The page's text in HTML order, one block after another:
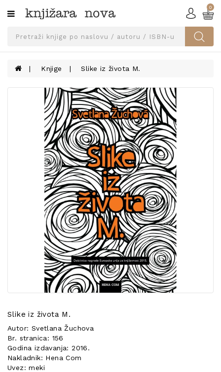
Kategorije
SVEUČILIŠNA
UDŽBENICI
KNJIGE
PRIBOR
UDŽBENIKE!
0
Knjige Slike iz života M.
Slike iz života M.
Autor: Svetlana Žuchova
Br. stranica: 156
Godina izdavanja: 2016.
Nakladnik: Hena Com
Uvez: meki